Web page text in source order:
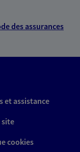
des assurances
et assistance
site
cookies